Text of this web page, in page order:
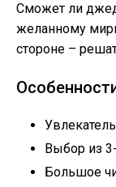
Сможет ли
желанному
стороне –
Выбор из
Большое